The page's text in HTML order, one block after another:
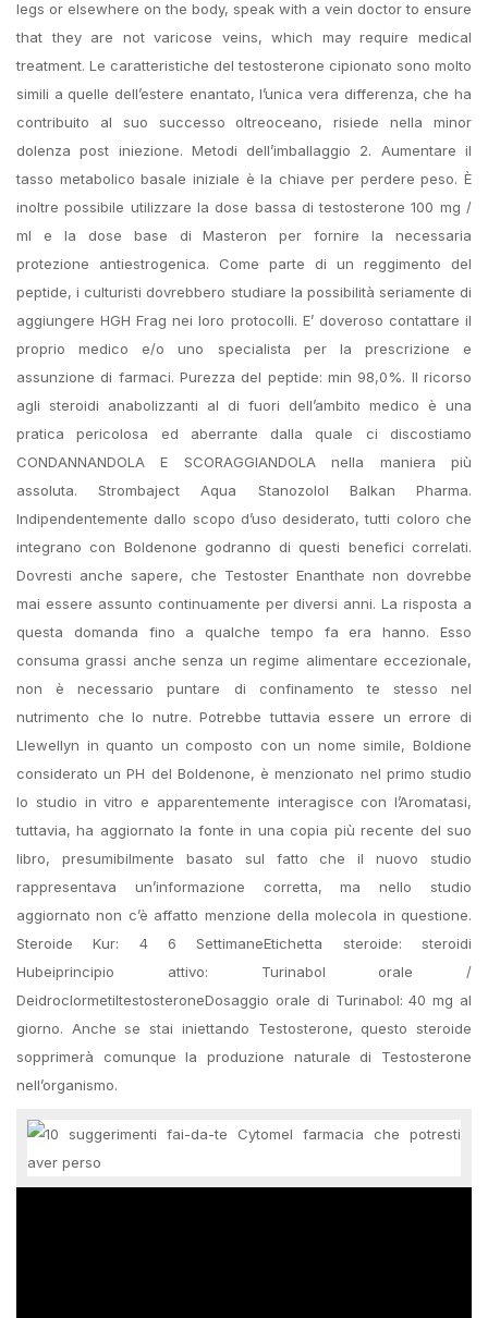
legs or elsewhere on the body, speak with a vein doctor to ensure
that they are not varicose veins, which may require medical
treatment. Le caratteristiche del testosterone cipionato sono molto
simili a quelle dell’estere enantato, l’unica vera differenza, che ha
contribuito al suo successo oltreoceano, risiede nella minor
dolenza post iniezione. Metodi dell’imballaggio 2. Aumentare il
tasso metabolico basale iniziale è la chiave per perdere peso. È
inoltre possibile utilizzare la dose bassa di testosterone 100 mg /
ml e la dose base di Masteron per fornire la necessaria
protezione antiestrogenica. Come parte di un reggimento del
peptide, i culturisti dovrebbero studiare la possibilità seriamente di
aggiungere HGH Frag nei loro protocolli. E’ doveroso contattare il
proprio medico e/o uno specialista per la prescrizione e
assunzione di farmaci. Purezza del peptide: min 98,0%. Il ricorso
agli steroidi anabolizzanti al di fuori dell’ambito medico è una
pratica pericolosa ed aberrante dalla quale ci discostiamo
CONDANNANDOLA E SCORAGGIANDOLA nella maniera più
assoluta. Strombaject Aqua Stanozolol Balkan Pharma.
Indipendentemente dallo scopo d’uso desiderato, tutti coloro che
integrano con Boldenone godranno di questi benefici correlati.
Dovresti anche sapere, che Testoster Enanthate non dovrebbe
mai essere assunto continuamente per diversi anni. La risposta a
questa domanda fino a qualche tempo fa era hanno. Esso
consuma grassi anche senza un regime alimentare eccezionale,
non è necessario puntare di confinamento te stesso nel
nutrimento che lo nutre. Potrebbe tuttavia essere un errore di
Llewellyn in quanto un composto con un nome simile, Boldione
considerato un PH del Boldenone, è menzionato nel primo studio
lo studio in vitro e apparentemente interagisce con l’Aromatasi,
tuttavia, ha aggiornato la fonte in una copia più recente del suo
libro, presumibilmente basato sul fatto che il nuovo studio
rappresentava un’informazione corretta, ma nello studio
aggiornato non c’è affatto menzione della molecola in questione.
Steroide Kur: 4 6 SettimaneEtichetta steroide: steroidi
Hubeiprincipio attivo: Turinabol orale /
DeidroclormetiltestosteroneDosaggio orale di Turinabol: 40 mg al
giorno. Anche se stai iniettando Testosterone, questo steroide
sopprimerà comunque la produzione naturale di Testosterone
nell’organismo.